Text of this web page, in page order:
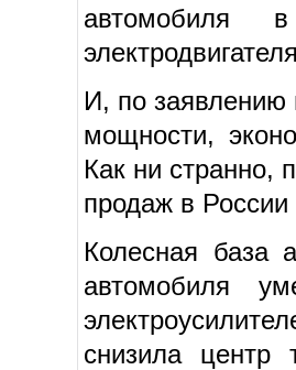
автомобиля
И, по заявлению
мощности,
Как ни странно,
продаж в
Колесная база
автомобиля
снизила центр